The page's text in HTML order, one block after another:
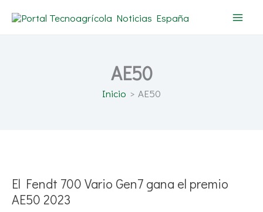
AE50
Inicio AE50
El Fendt 700 Vario Gen7 gana el premio
AE50 2023
Vario
Gen7
gana
el